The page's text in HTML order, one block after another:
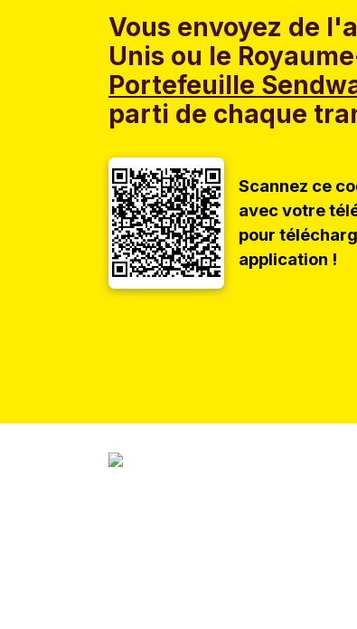
Vous envoyez de
Unis ou le
Portefeuille
parti de chaque
Scannez ce
avec votre
pour
application !